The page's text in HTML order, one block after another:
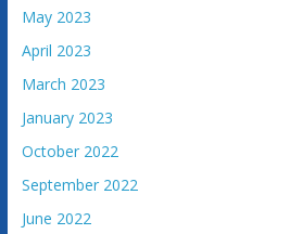
e
H
e
r
c
g
o
May 2023
April 2023
March 2023
January 2023
October 2022
September 2022
June 2022